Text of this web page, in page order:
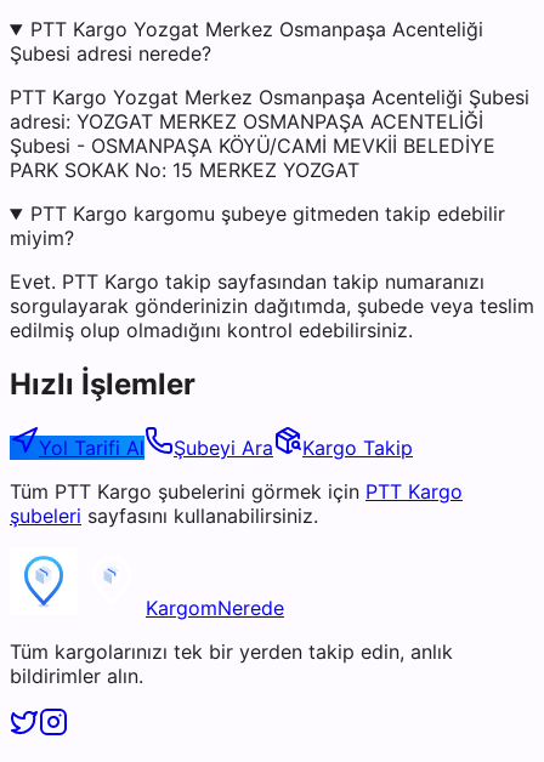
PTT Kargo Yozgat Merkez Osmanpaşa Acenteliği
Şubesi adresi nerede?
PTT Kargo Yozgat Merkez Osmanpaşa Acenteliği Şubesi
adresi: YOZGAT MERKEZ OSMANPAŞA ACENTELİĞİ
Şubesi - OSMANPAŞA KÖYÜ/CAMİ MEVKİİ BELEDİYE
PARK SOKAK No: 15 MERKEZ YOZGAT
PTT Kargo kargomu şubeye gitmeden takip edebilir
miyim?
Evet. PTT Kargo takip sayfasından takip numaranızı
sorgulayarak gönderinizin dağıtımda, şubede veya teslim
edilmiş olup olmadığını kontrol edebilirsiniz.
Hızlı İşlemler
Yol Tarifi Al Şubeyi Ara
Kargo Takip
Tüm PTT Kargo şubelerini görmek için PTT Kargo
şubeleri sayfasını kullanabilirsiniz.
KargomNerede
Tüm kargolarınızı tek bir yerden takip edin, anlık
bildirimler alın.